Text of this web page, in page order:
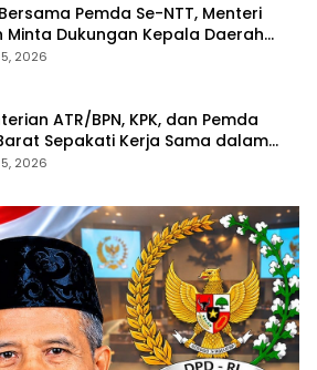
Pemda Se-NTT, Menteri
Minta Dukungan Kepala Daerah
Transformasi Layanan
2026
ATR/BPN, KPK, dan Pemda
Sepakati Kerja Sama dalam
Korupsi serta
2026